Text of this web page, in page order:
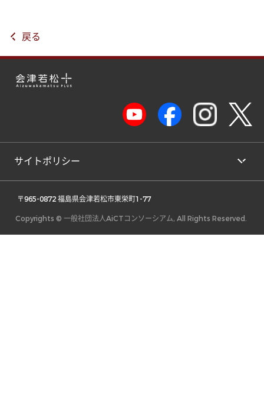
戻る
サイトポリシー
〒965-0872 福島県会津若松市東栄町1-77
Copyrights © 一般社団法人AiCTコンソーシアム, All Rights Reserved.